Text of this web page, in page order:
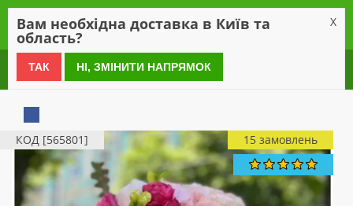
0 800 21 54 55
КОД [565801] 15 замовлень
Вам необхідна доставка в Київ та
область?
X
ТАК НІ, ЗМІНИТИ НАПРЯМОК